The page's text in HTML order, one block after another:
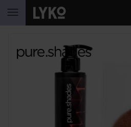
HOPPA TILL INNEHÅLLET